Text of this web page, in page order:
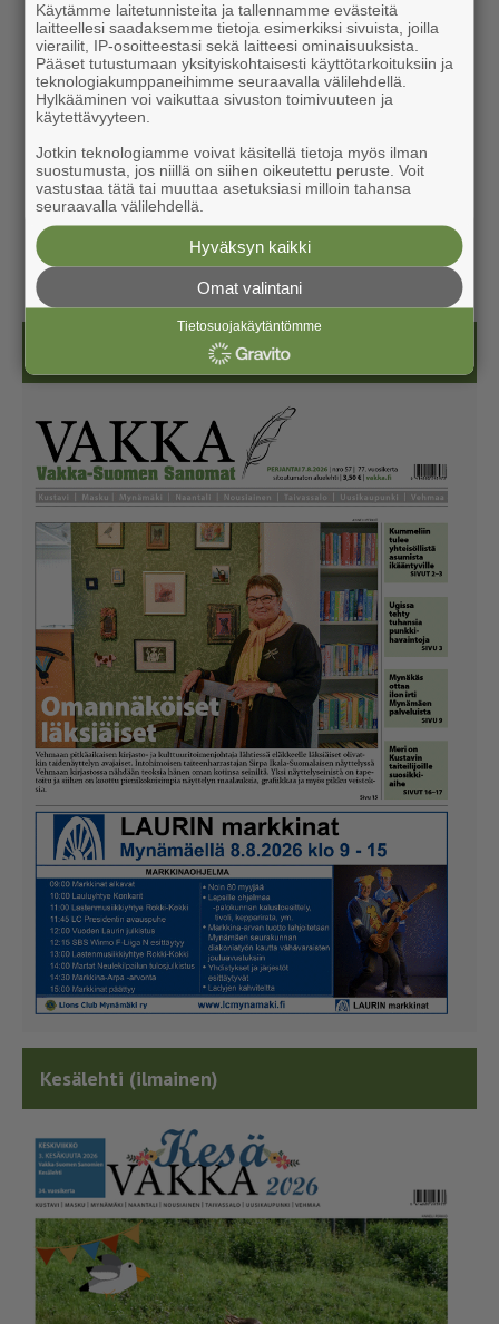
Kesälehti (ilmainen)
Käytämme laitetunnisteita ja tallennamme evästeitä
laitteellesi saadaksemme tietoja esimerkiksi sivuista, joilla
vierailit, IP-osoitteestasi sekä laitteesi ominaisuuksista.
Pääset tutustumaan yksityiskohtaisesti käyttötarkoituksiin ja
teknologiakumppaneihimme seuraavalla välilehdellä.
Hylkääminen voi vaikuttaa sivuston toimivuuteen ja
käytettävyyteen.
Jotkin teknologiamme voivat käsitellä tietoja myös ilman
suostumusta, jos niillä on siihen oikeutettu peruste. Voit
vastustaa tätä tai muuttaa asetuksiasi milloin tahansa
seuraavalla välilehdellä.
Hyväksyn kaikki
Omat valintani
Tietosuojakäytäntömme